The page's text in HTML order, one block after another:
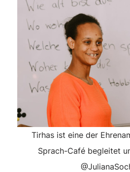
Tirhas ist eine der
Sprach-Café begleitet